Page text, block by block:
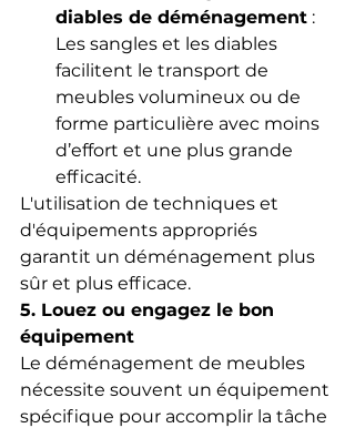
diables de déménagement :
Les sangles et les diables
facilitent le transport de
meubles volumineux ou de
forme particulière avec moins
d’effort et une plus grande
efficacité.
L'utilisation de techniques et
d'équipements appropriés
garantit un déménagement plus
sûr et plus efficace.
5. Louez ou engagez le bon
équipement
Le déménagement de meubles
nécessite souvent un équipement
spécifique pour accomplir la tâche